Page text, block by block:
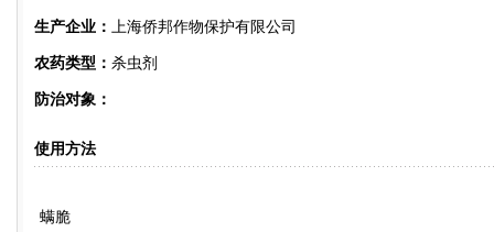
生产企业： 上海侨邦作物保护有限公司
农药类型： 杀虫剂
防治对象：
使用方法
螨脆